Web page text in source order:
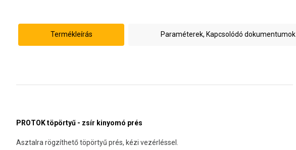
Termékleírás Paraméterek, Kapcsolódó dokumentumok
PROTOK töpörtyű - zsír kinyomó prés
Asztalra rögzíthető töpörtyű prés, kézi vezérléssel.